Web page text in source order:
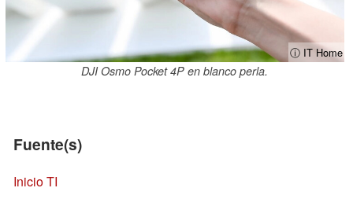
ⓘ IT Home
DJI Osmo Pocket 4P en blanco perla.
Fuente(s)
Inicio TI